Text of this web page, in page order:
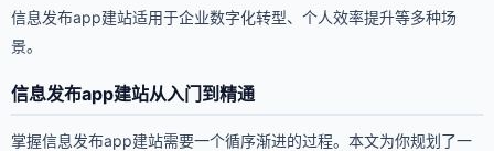
信息发布app建站适用于企业数字化转型、个人效率提升等多种场
景。
信息发布app建站从入门到精通
掌握信息发布app建站需要一个循序渐进的过程。本文为你规划了一